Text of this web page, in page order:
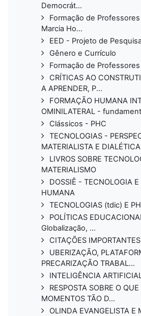
Democrát...
Formação de
Marcia Ho...
EED - Projeto de
Gênero e Currículo
Formação de Professores
CRÍTICAS AO
A APRENDER, P...
FORMAÇÃO HUMANA
OMINILATERAL -
Clássicos - PHC
TECNOLOGIAS -
MATERIALISTA E DIALÉTICA
LIVROS SOBRE
MATERIALISMO
DOSSIÊ - TECNOLOGIA
HUMANA
TECNOLOGIAS (tdic) E
POLÍTICAS
Globalização, ...
CITAÇÕES
UBERIZAÇÃO,
PRECARIZAÇÃO TRABAL...
INTELIGÊNCIA
RESPOSTA SOBRE O
MOMENTOS TÃO D...
OLINDA EVANGELISTA E